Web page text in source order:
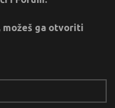
možeš ga otvoriti